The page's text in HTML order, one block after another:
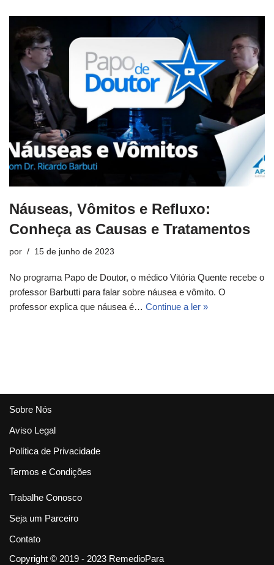
Náuseas, Vômitos e Refluxo:
Conheça as Causas e Tratamentos
por 15 de junho de 2023
No programa Papo de Doutor, o médico Vitória Quente recebe o
professor Barbutti para falar sobre náusea e vômito. O
professor explica que náusea é… Continue a ler »
Sobre Nós
Aviso Legal
Política de Privacidade
Termos e Condições
Trabalhe Conosco
Seja um Parceiro
Contato
Copyright © 2019 - 2023 RemedioPara